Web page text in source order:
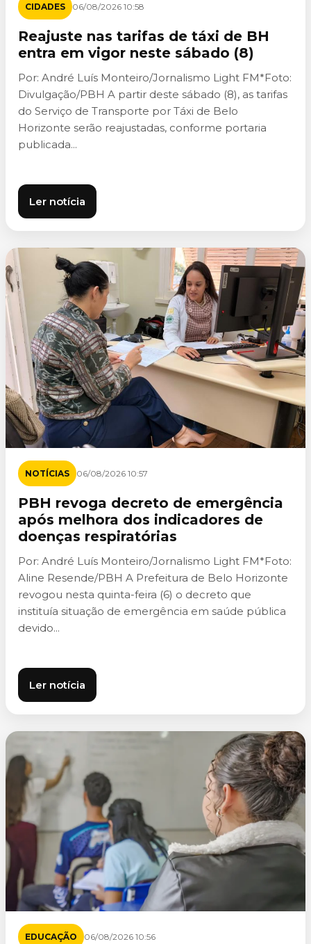
CIDADES 06/08/2026 10:58
Reajuste nas tarifas de táxi de BH
entra em vigor neste sábado (8)
Por: André Luís Monteiro/Jornalismo Light FM*Foto:
Divulgação/PBH A partir deste sábado (8), as tarifas
do Serviço de Transporte por Táxi de Belo
Horizonte serão reajustadas, conforme portaria
publicada...
Ler notícia
NOTÍCIAS 06/08/2026 10:57
PBH revoga decreto de emergência
após melhora dos indicadores de
doenças respiratórias
Por: André Luís Monteiro/Jornalismo Light FM*Foto:
Aline Resende/PBH A Prefeitura de Belo Horizonte
revogou nesta quinta-feira (6) o decreto que
instituía situação de emergência em saúde pública
devido...
Ler notícia
EDUCAÇÃO 06/08/2026 10:56